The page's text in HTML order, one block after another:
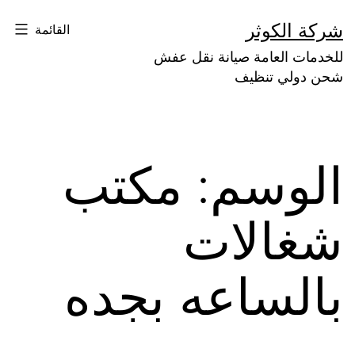
إلى
المحتوى
شركة الكوثر
للخدمات العامة صيانة نقل عفش
شحن دولي تنظيف
القائمة
الوسم: مكتب
شغالات
بالساعه بجده